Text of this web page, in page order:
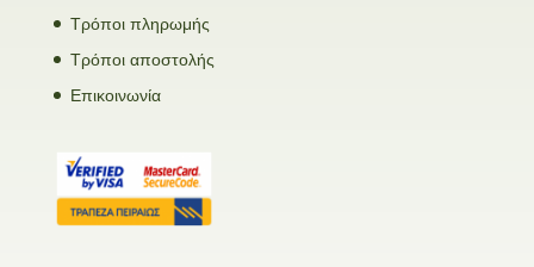
Τρόποι πληρωμής
Τρόποι αποστολής
Επικοινωνία